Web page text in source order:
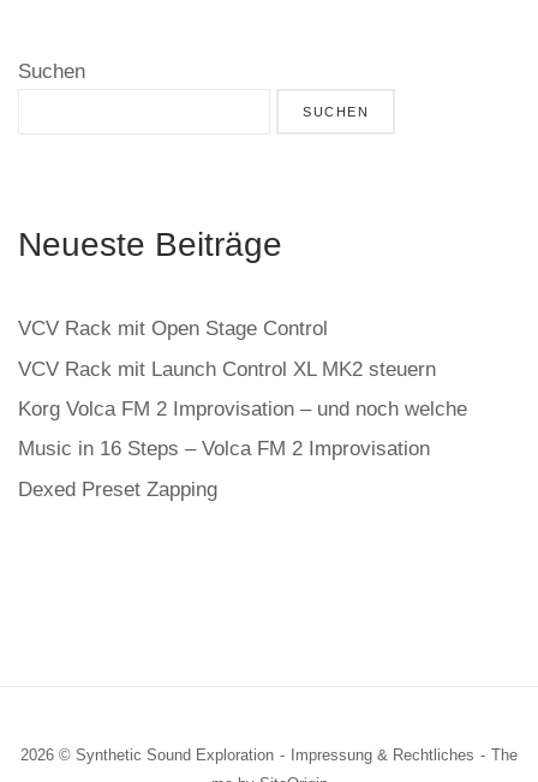
Suchen
SUCHEN
Neueste Beiträge
VCV Rack mit Open Stage Control
VCV Rack mit Launch Control XL MK2 steuern
Korg Volca FM 2 Improvisation – und noch welche
Music in 16 Steps – Volca FM 2 Improvisation
Dexed Preset Zapping
2026 © Synthetic Sound Exploration Impressung & Rechtliches
The